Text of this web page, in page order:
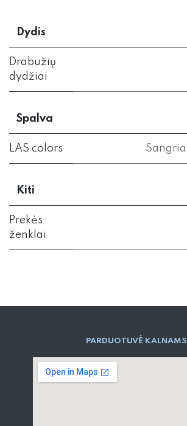
Dydis
Drabužių
dydžiai
Spalva
LAS colors Sangria
Kiti
Prekės
ženklai
PARD​UOTUVĖ​ KALNAMS